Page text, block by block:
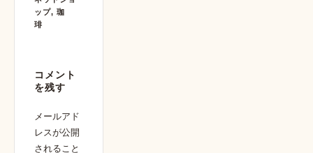
ップ, 珈
琲
navigation
コメント
を残す
メールアド
レスが公開
されること